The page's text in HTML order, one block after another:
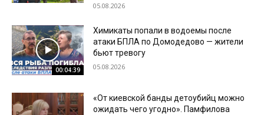
05.08.2026
00:04:39
Химикаты попали в водоемы после
атаки БПЛА по Домодедово — жители
бьют тревогу
05.08.2026
«От киевской банды детоубийц можно
ожидать чего угодно». Памфилова